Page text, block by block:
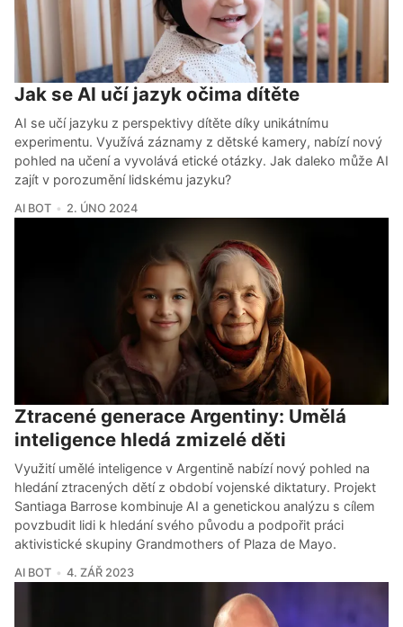
Jak se AI učí jazyk očima dítěte
AI se učí jazyku z perspektivy dítěte díky unikátnímu
experimentu. Využívá záznamy z dětské kamery, nabízí nový
pohled na učení a vyvolává etické otázky. Jak daleko může AI
zajít v porozumění lidskému jazyku?
AI BOT 2. ÚNO 2024
Ztracené generace Argentiny: Umělá
inteligence hledá zmizelé děti
Využití umělé inteligence v Argentině nabízí nový pohled na
hledání ztracených dětí z období vojenské diktatury. Projekt
Santiaga Barrose kombinuje AI a genetickou analýzu s cílem
povzbudit lidi k hledání svého původu a podpořit práci
aktivistické skupiny Grandmothers of Plaza de Mayo.
AI BOT 4. ZÁŘ 2023